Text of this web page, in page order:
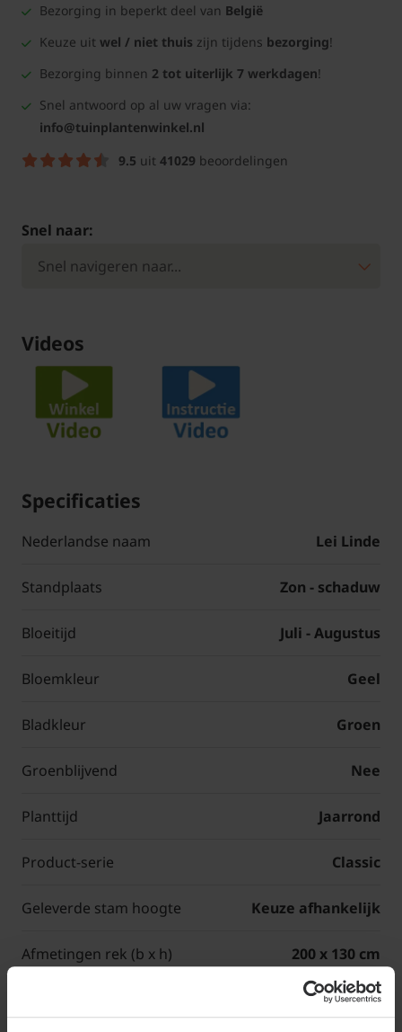
Bezorging in beperkt deel van België
Keuze uit wel / niet thuis zijn tijdens bezorging!
Bezorging binnen 2 tot uiterlijk 7 werkdagen!
Snel antwoord op al uw vragen via:
info@tuinplantenwinkel.nl
9.5 uit 41029 beoordelingen
Snel naar:
Videos
Specificaties
Nederlandse naam Lei Linde
Standplaats Zon - schaduw
Bloeitijd Juli - Augustus
Bloemkleur Geel
Bladkleur Groen
Groenblijvend Nee
Planttijd Jaarrond
Product-serie Classic
Geleverde stam hoogte Keuze afhankelijk
Afmetingen rek (b x h) 200 x 130 cm
Stamhoogte + 130 cm